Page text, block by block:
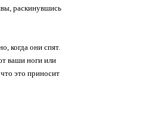
раскинувшись
когда они спят.
ваши ноги или
это приносит